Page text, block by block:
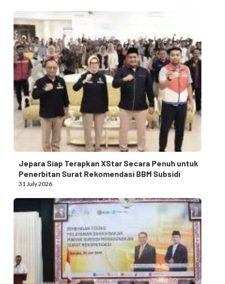
Jepara Siap Terapkan XStar Secara Penuh untuk
Penerbitan Surat Rekomendasi BBM Subsidi
31 July 2026